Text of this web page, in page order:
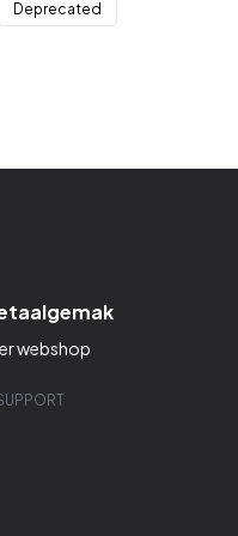
Deprecated
webshop